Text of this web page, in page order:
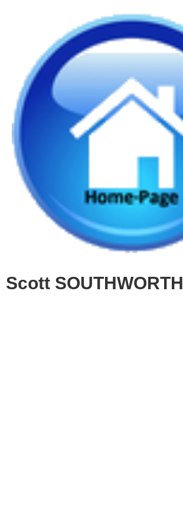
Scott SOUTHWORTH